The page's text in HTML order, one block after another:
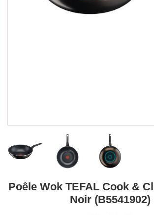
Poêle Wok TEFAL Cook &
Noir (B5541902)